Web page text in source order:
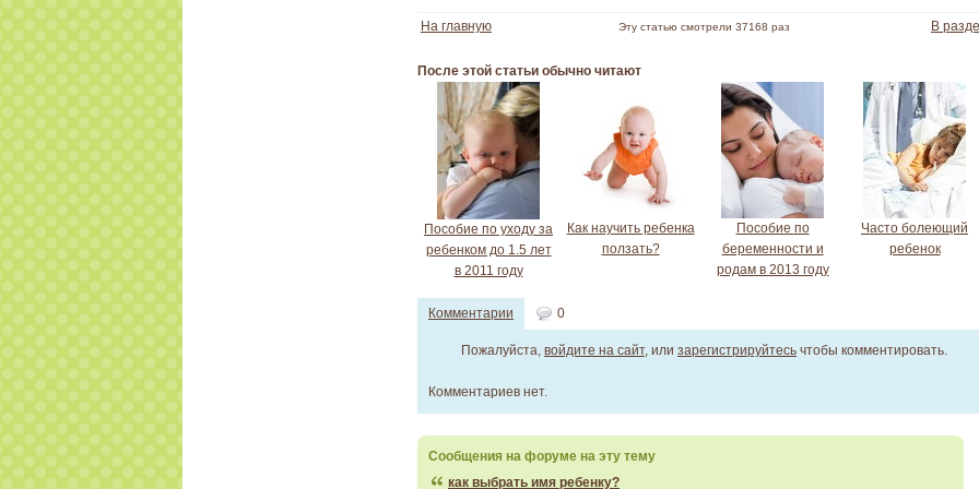
На главную Эту статью смотрели 37168 раз В
После этой статьи обычно читают
Пособие по уходу за
ребенком до 1.5 лет
в 2011 году
Как научить ребенка
ползать?
Пособие по
беременности и
родам в 2013 году
Часто болеющий
ребенок
Комментарии 0
Пожалуйста, войдите на сайт, или зарегистрируйтесь чтобы комментировать.
Комментариев нет.
Сообщения на форуме на эту тему
как выбрать имя ребенку?